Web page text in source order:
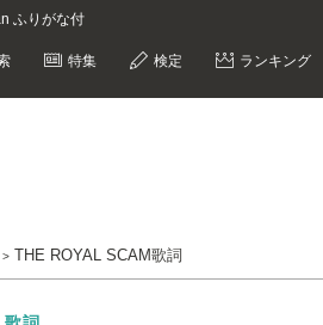
ふりがな付
特集 検定 ランキング
THE ROYAL SCAM歌詞